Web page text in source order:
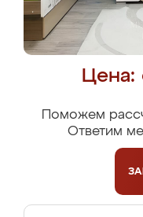
Цена:
Поможем
Ответим